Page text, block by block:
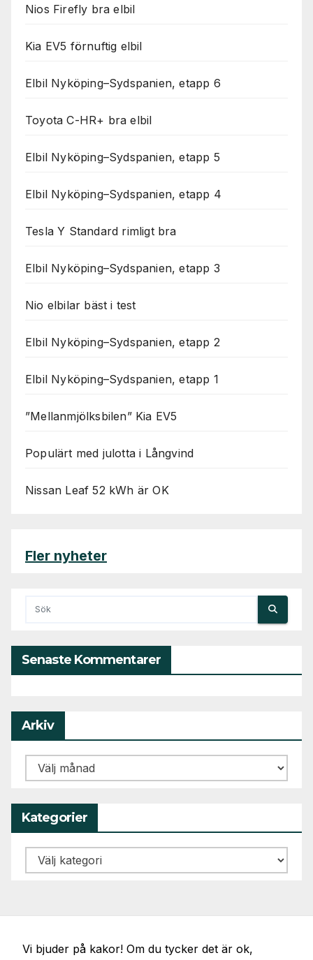
Nios Firefly bra elbil
Kia EV5 förnuftig elbil
Elbil Nyköping–Sydspanien, etapp 6
Toyota C-HR+ bra elbil
Elbil Nyköping–Sydspanien, etapp 5
Elbil Nyköping–Sydspanien, etapp 4
Tesla Y Standard rimligt bra
Elbil Nyköping–Sydspanien, etapp 3
Nio elbilar bäst i test
Elbil Nyköping–Sydspanien, etapp 2
Elbil Nyköping–Sydspanien, etapp 1
”Mellanmjölksbilen” Kia EV5
Populärt med julotta i Långvind
Nissan Leaf 52 kWh är OK
Fler nyheter
Senaste Kommentarer
Arkiv
Arkiv
Kategorier
Kategorier
Vi bjuder på kakor! Om du tycker det är ok,